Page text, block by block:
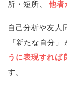
所・短所、 他者
自己分析や友人
「新たな自分 」
うに表現すれば
す。